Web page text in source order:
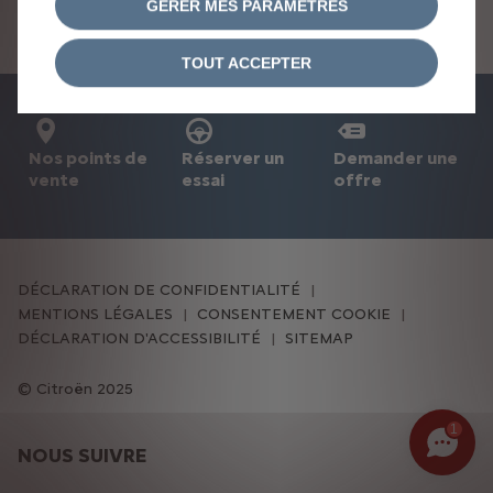
l’aise en ville comme sur route. Des dimensions compactes
mais pas de compromis sur le coffre avec un volume de
300L quel que soit la version choisie.
Nos points de
vente
Réserver un
essai
Demander une
offre
NOUS SUIVRE
Citroën 2025
DÉCLARATION DE CONFIDENTIALITÉ
MENTIONS LÉGALES
CONSENTEMENT COOKIE
DÉCLARATION D'ACCESSIBILITÉ
SITEMAP
GERER MES PARAMETRES
TOUT ACCEPTER
1